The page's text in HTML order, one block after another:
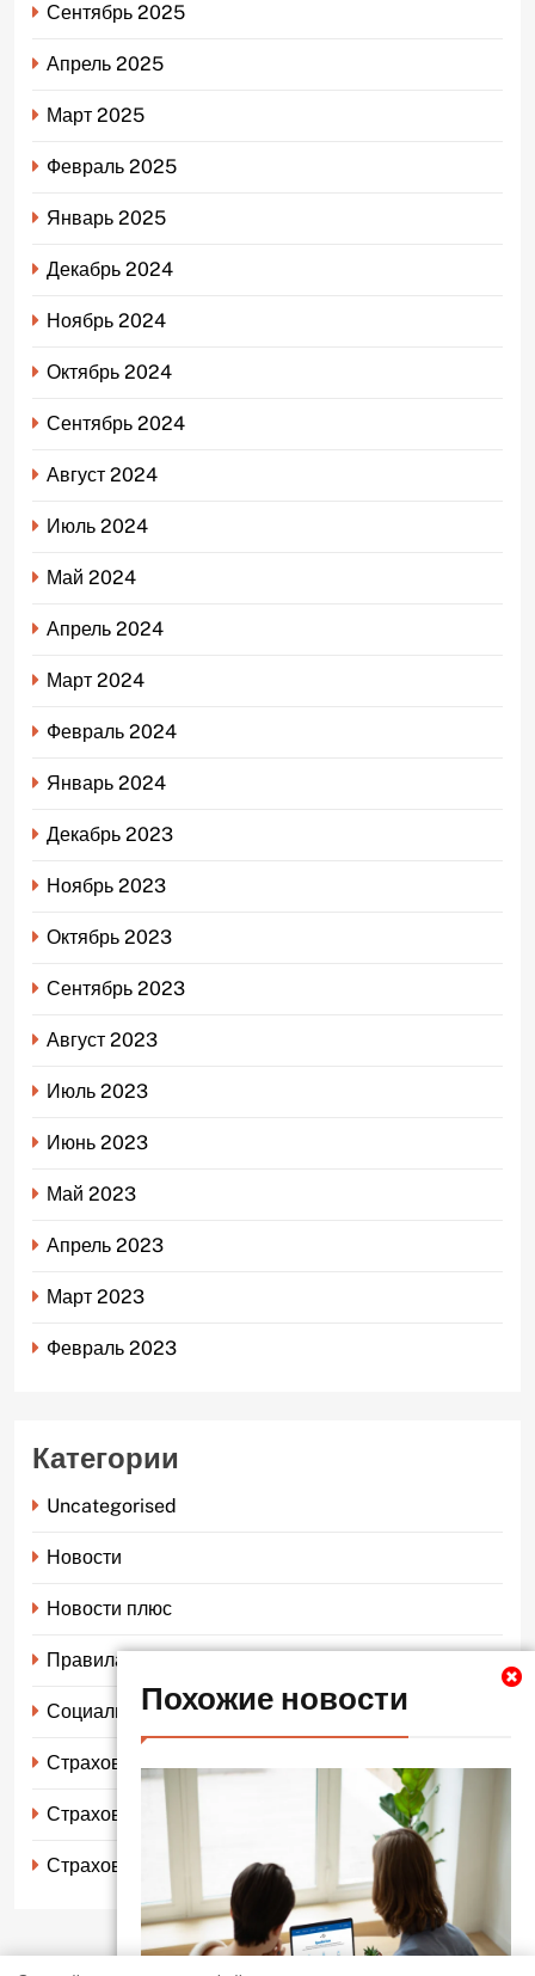
Похожие новости
Сентябрь 2025
Апрель 2025
Март 2025
Февраль 2025
Январь 2025
Декабрь 2024
Ноябрь 2024
Октябрь 2024
Сентябрь 2024
Август 2024
Июль 2024
Май 2024
Апрель 2024
Март 2024
Февраль 2024
Январь 2024
Декабрь 2023
Ноябрь 2023
Октябрь 2023
Сентябрь 2023
Август 2023
Июль 2023
Июнь 2023
Май 2023
Апрель 2023
Март 2023
Февраль 2023
Категории
Uncategorised
Новости
Новости плюс
Правила страхования
Социальное страхование
Страхование автомобиля
Страхование жизни
Страхование имущества